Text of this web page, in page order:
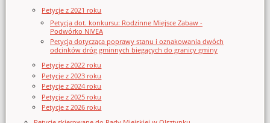
Petycje z 2021 roku
Petycja dot. konkursu: Rodzinne Miejsce Zabaw -
Podwórko NIVEA
Petycja dotycząca poprawy stanu i oznakowania dwóch
odcinków dróg gminnych biegących do granicy gminy
Petycje z 2022 roku
Petycje z 2023 roku
Petycje z 2024 roku
Petycje z 2025 roku
Petycje z 2026 roku